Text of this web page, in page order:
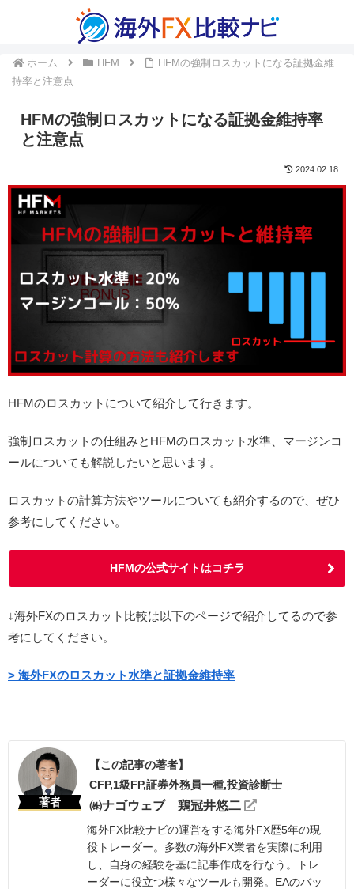
ホーム HFM
HFMの強制ロスカットになる証拠金維
持率と注意点
HFMの強制ロスカットになる証拠金維持率
と注意点
2024.02.18
HFMのロスカットについて紹介して行きます。
強制ロスカットの仕組みとHFMのロスカット水準、マージンコ
ールについても解説したいと思います。
ロスカットの計算方法やツールについても紹介するので、ぜひ
参考にしてください。
HFMの公式サイトはコチラ
↓海外FXのロスカット比較は以下のページで紹介してるので参
考にしてください。
> 海外FXのロスカット水準と証拠金維持率
著者
【この記事の著者】
CFP,1級FP,証券外務員一種,投資診断士
㈱ナゴウェブ 鶏冠井悠二
海外FX比較ナビの運営をする海外FX歴5年の現
役トレーダー。多数の海外FX業者を実際に利用
し、自身の経験を基に記事作成を行なう。トレ
ーダーに役立つ様々なツールも開発。EAのバッ